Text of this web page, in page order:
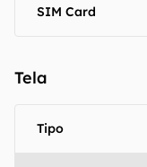
SIM Card
Tela
Tipo